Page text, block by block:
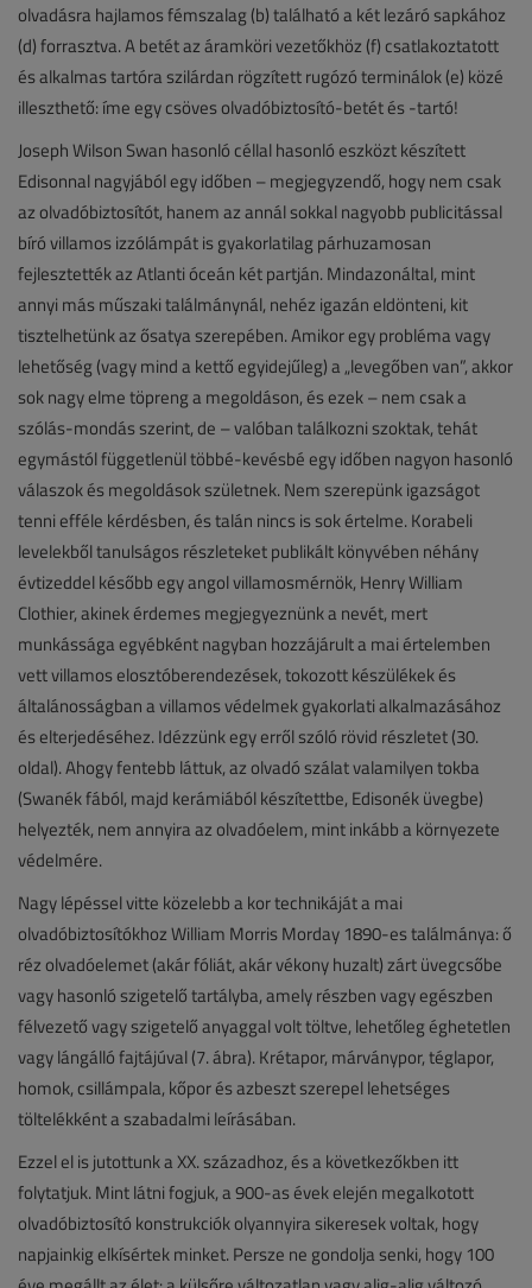
olvadásra hajlamos fémszalag (b) található a két lezáró sapkához
(d) forrasztva. A betét az áramköri vezetőkhöz (f) csatlakoztatott
és alkalmas tartóra szilárdan rögzített rugózó terminálok (e) közé
illeszthető: íme egy csöves olvadóbiztosító-betét és -tartó!
Joseph Wilson Swan hasonló céllal hasonló eszközt készített
Edisonnal nagyjából egy időben – megjegyzendő, hogy nem csak
az olvadóbiztosítót, hanem az annál sokkal nagyobb publicitással
bíró villamos izzólámpát is gyakorlatilag párhuzamosan
fejlesztették az Atlanti óceán két partján. Mindazonáltal, mint
annyi más műszaki találmánynál, nehéz igazán eldönteni, kit
tisztelhetünk az ősatya szerepében. Amikor egy probléma vagy
lehetőség (vagy mind a kettő egyidejűleg) a „levegőben van”, akkor
sok nagy elme töpreng a megoldáson, és ezek – nem csak a
szólás-mondás szerint, de – valóban találkozni szoktak, tehát
egymástól függetlenül többé-kevésbé egy időben nagyon hasonló
válaszok és megoldások születnek. Nem szerepünk igazságot
tenni efféle kérdésben, és talán nincs is sok értelme. Korabeli
levelekből tanulságos részleteket publikált könyvében néhány
évtizeddel később egy angol villamosmérnök, Henry William
Clothier, akinek érdemes megjegyeznünk a nevét, mert
munkássága egyébként nagyban hozzájárult a mai értelemben
vett villamos elosztóberendezések, tokozott készülékek és
általánosságban a villamos védelmek gyakorlati alkalmazásához
és elterjedéséhez. Idézzünk egy erről szóló rövid részletet (30.
oldal). Ahogy fentebb láttuk, az olvadó szálat valamilyen tokba
(Swanék fából, majd kerámiából készítettbe, Edisonék üvegbe)
helyezték, nem annyira az olvadóelem, mint inkább a környezete
védelmére.
Nagy lépéssel vitte közelebb a kor technikáját a mai
olvadóbiztosítókhoz William Morris Morday 1890-es találmánya: ő
réz olvadóelemet (akár fóliát, akár vékony huzalt) zárt üvegcsőbe
vagy hasonló szigetelő tartályba, amely részben vagy egészben
félvezető vagy szigetelő anyaggal volt töltve, lehetőleg éghetetlen
vagy lángálló fajtájúval (7. ábra). Krétapor, márványpor, téglapor,
homok, csillámpala, kőpor és azbeszt szerepel lehetséges
töltelékként a szabadalmi leírásában.
Ezzel el is jutottunk a XX. századhoz, és a következőkben itt
folytatjuk. Mint látni fogjuk, a 900-as évek elején megalkotott
olvadóbiztosító konstrukciók olyannyira sikeresek voltak, hogy
napjainkig elkísértek minket. Persze ne gondolja senki, hogy 100